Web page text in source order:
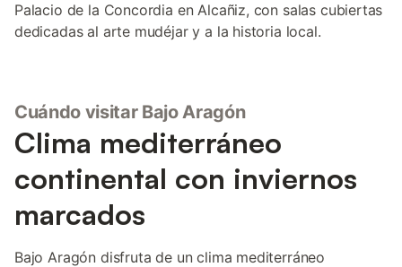
Palacio de la Concordia en Alcañiz, con salas cubiertas
dedicadas al arte mudéjar y a la historia local.
Cuándo visitar Bajo Aragón
Clima mediterráneo
continental con inviernos
marcados
Bajo Aragón disfruta de un clima mediterráneo